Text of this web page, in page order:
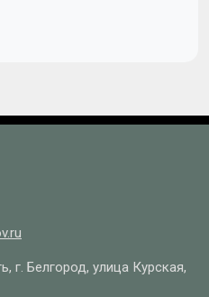
г. Белгород, улица Курская,